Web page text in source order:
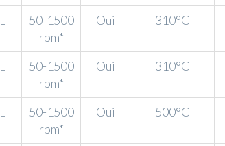
50-1500
rpm*
Oui 310°C
50-1500
rpm*
Oui 310°C
50-1500
rpm*
Oui 500°C